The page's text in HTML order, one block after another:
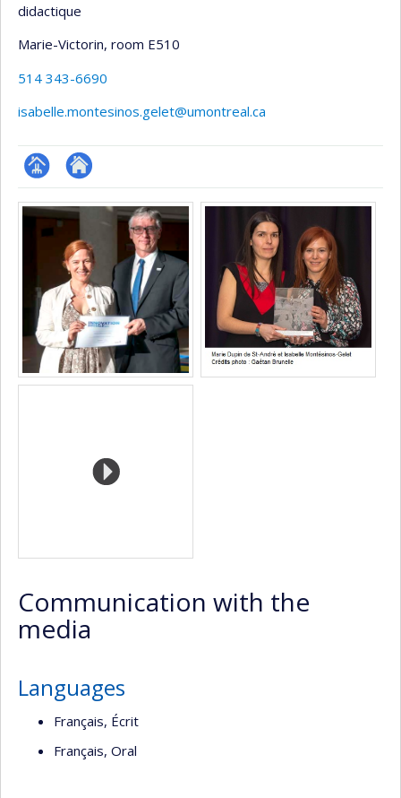
didactique
Marie-Victorin, room E510
514 343-6690
isabelle.montesinos.gelet@umontreal.ca
Page
professionnelle
(faculté,département,école)
Autre
site
web
Media
Communication with the
media
Languages
Français, Écrit
Français, Oral